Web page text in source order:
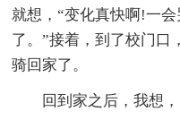
就想，“变化真快啊!一
了。”接着，到了校门口
骑回家了。
回到家之后，我想